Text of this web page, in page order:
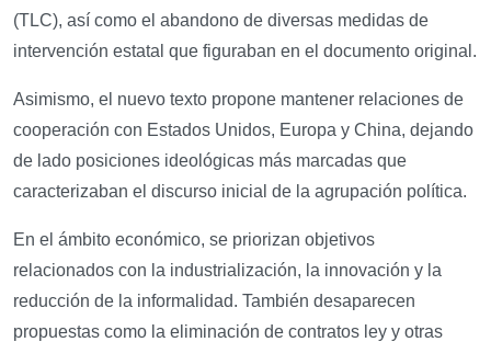
(TLC), así como el abandono de diversas medidas de
intervención estatal que figuraban en el documento original.
Asimismo, el nuevo texto propone mantener relaciones de
cooperación con Estados Unidos, Europa y China, dejando
de lado posiciones ideológicas más marcadas que
caracterizaban el discurso inicial de la agrupación política.
En el ámbito económico, se priorizan objetivos
relacionados con la industrialización, la innovación y la
reducción de la informalidad. También desaparecen
propuestas como la eliminación de contratos ley y otras